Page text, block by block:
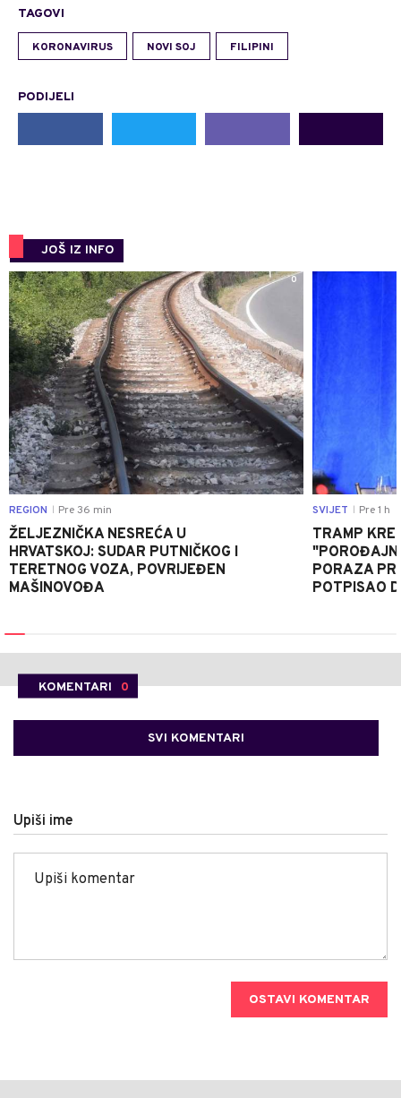
TAGOVI
KORONAVIRUS NOVI SOJ FILIPINI
PODIJELI
JOŠ IZ INFO
0
REGION Pre 36 min
ŽELJEZNIČKA NESREĆA U
HRVATSKOJ: SUDAR PUTNIČKOG I
TERETNOG VOZA, POVRIJEĐEN
MAŠINOVOĐA
SVIJET Pre 1 h
TRAMP
PORAZA
POTPISAO
KOMENTARI 0
SVI KOMENTARI
Upiši ime
OSTAVI KOMENTAR